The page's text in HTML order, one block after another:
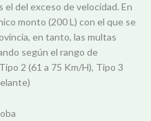
el del exceso de velocidad. En
monto (200 L) con el que se
en tanto, las multas
según el rango de
2 (61 a 75 Km/H), Tipo 3